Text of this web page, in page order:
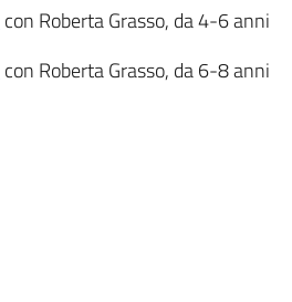
con Roberta Grasso, da 4-6 anni
con Roberta Grasso, da 6-8 anni